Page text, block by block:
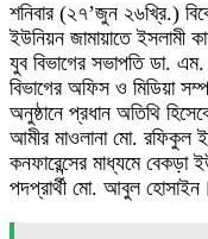
শনিবার (২৭’জুন ২৬খ্রি.)
ইউনিয়ন জামায়াতে ইসলামী
যুব বিভাগের সভাপতি ডা.
বিভাগের অফিস ও মিডিয়া
অনুষ্ঠানে প্রধান অতিথি
আমীর মাওলানা মো. রফিকুল
কনফারেন্সের মাধ্যমে বেকড়া
পদপ্রার্থী মো. আবুল হোসাইন।